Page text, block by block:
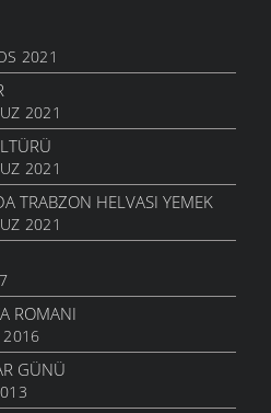
2021
2021
2021
TRABZON HELVASI YEMEK
2021
ROMANI
GÜNÜ